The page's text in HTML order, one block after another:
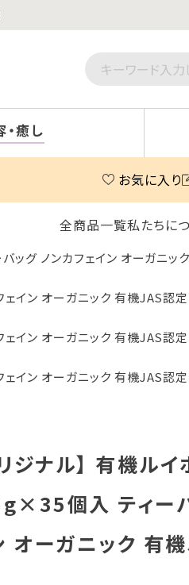
・癒し
お気に入り
全商品一覧私たちに
ッグ ノンカフェイン オーガニッ
ェイン オーガニック 有機JAS認定
ェイン オーガニック 有機JAS認定
ェイン オーガニック 有機JAS認定
ジナル】 有機ル
個入 ティー
オーガニック 有